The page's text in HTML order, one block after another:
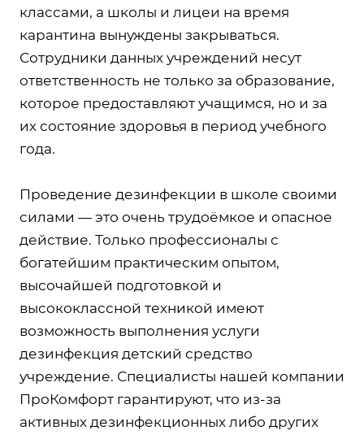
классами, а школы и лицеи на время
карантина вынуждены закрываться.
Сотрудники данных учреждений несут
ответственность не только за образование,
которое предоставляют учащимся, но и за
их состояние здоровья в период учебного
года.
Проведение дезинфекции в школе своими
силами — это очень трудоёмкое и опасное
действие. Только профессионалы с
богатейшим практическим опытом,
высочайшей подготовкой и
высококлассной техникой имеют
возможность выполнения услуги
дезинфекция детский средство
учреждение. Специалисты нашей компании
ПроКомфорт гарантируют, что из-за
активных дезинфекционных либо других